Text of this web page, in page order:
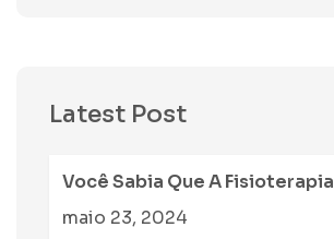
Latest Post
Você Sabia Que A Fisioterapia
maio 23, 2024